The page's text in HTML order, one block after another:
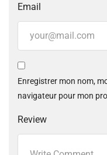
Email
Enregistrer mon nom,
navigateur pour mon
Review